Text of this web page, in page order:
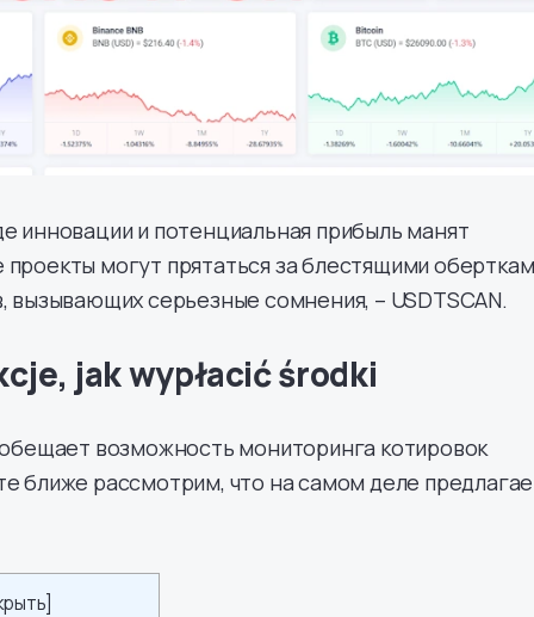
инновации и потенциальная прибыль манят
могут прятаться за блестящими
вызывающих серьезные сомнения, – USDTSCAN.
jak wypłacić środki
возможность мониторинга котировок
ближе рассмотрим, что на самом деле
]